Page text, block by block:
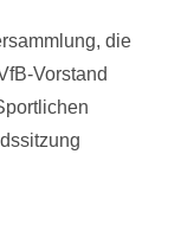
die
Vorstand